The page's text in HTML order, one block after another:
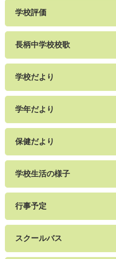
学校評価
長柄中学校校歌
学校だより
学年だより
保健だより
学校生活の様子
行事予定
スクールバス